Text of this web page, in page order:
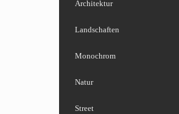
Architektur
Landschaften
Monochrom
Natur
Street